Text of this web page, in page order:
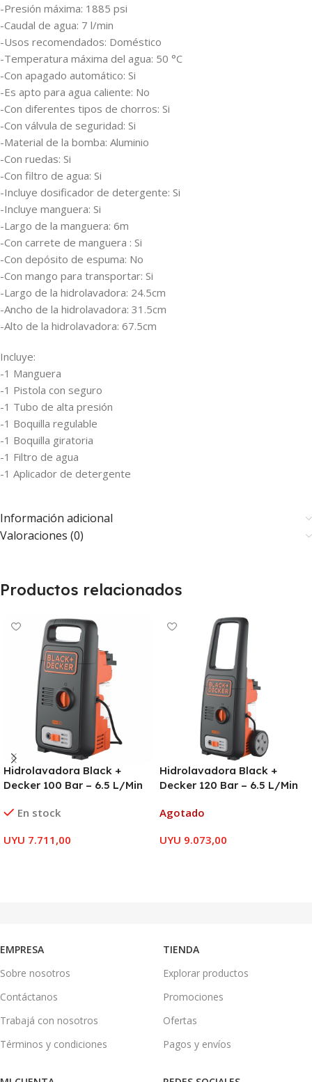
-Presión máxima: 1885 psi
-Caudal de agua: 7 l/min
-Usos recomendados: Doméstico
-Temperatura máxima del agua: 50 °C
-Con apagado automático: Si
-Es apto para agua caliente: No
-Con diferentes tipos de chorros: Si
-Con válvula de seguridad: Si
-Material de la bomba: Aluminio
-Con ruedas: Si
-Con filtro de agua: Si
-Incluye dosificador de detergente: Si
-Incluye manguera: Si
-Largo de la manguera: 6m
-Con carrete de manguera : Si
-Con depósito de espuma: No
-Con mango para transportar: Si
-Largo de la hidrolavadora: 24.5cm
-Ancho de la hidrolavadora: 31.5cm
-Alto de la hidrolavadora: 67.5cm
Incluye:
-1 Manguera
-1 Pistola con seguro
-1 Tubo de alta presión
-1 Boquilla regulable
-1 Boquilla giratoria
-1 Filtro de agua
-1 Aplicador de detergente
Información adicional
Valoraciones (0)
Productos relacionados
Hidrolavadora Black +
Decker 100 Bar – 6.5 L/Min
En stock
UYU 7.711,00
Hidrolavadora Black +
Decker 120 Bar – 6.5 L/Min
Agotado
UYU 9.073,00
EMPRESA
Sobre nosotros
Contáctanos
Trabajá con nosotros
Términos y condiciones
TIENDA
Explorar productos
Promociones
Ofertas
Pagos y envíos